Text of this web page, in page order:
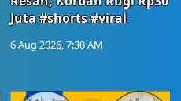
Juta #shorts #viral
6 Aug 2026, 7:30 AM